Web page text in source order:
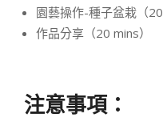
園藝操作-種子盆栽（20
作品分享（20 mins）
注意事項：